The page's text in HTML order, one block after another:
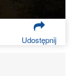
Udostępnij